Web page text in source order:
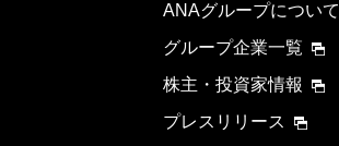
ANAグループについて
グループ企業一覧
株主・投資家情報
プレスリリース